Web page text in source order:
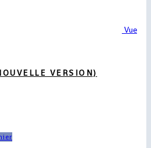
Vue
VERSION)